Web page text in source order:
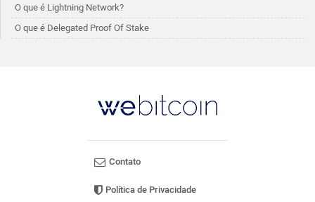
O que é Lightning Network?
O que é Delegated Proof Of Stake
Contato
Política de Privacidade